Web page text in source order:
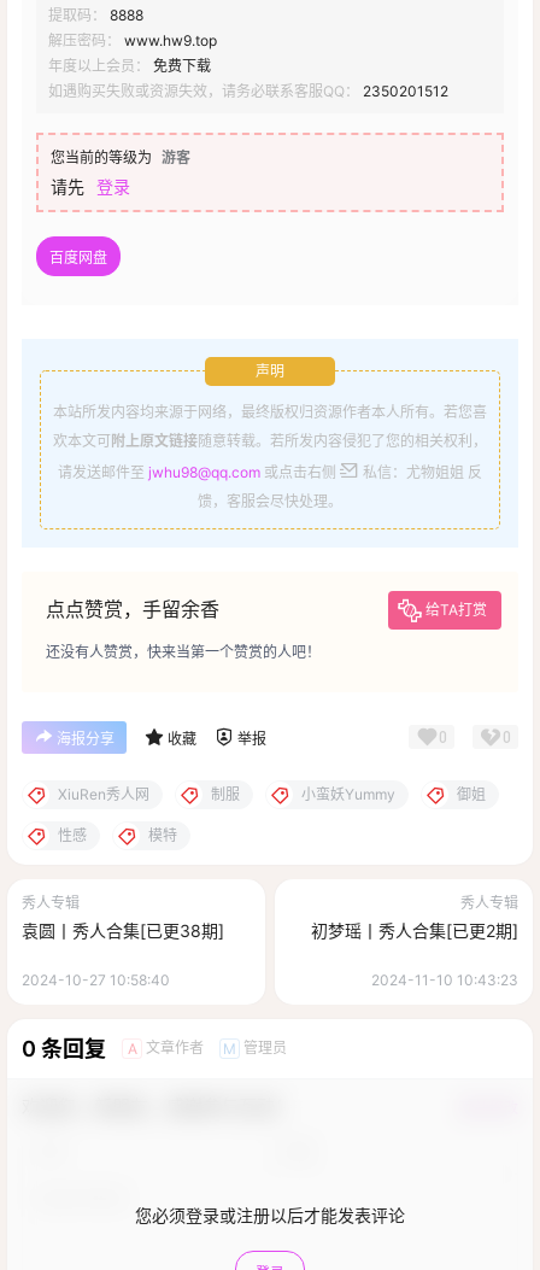
提取码：
8888
解压密码：
www.hw9.top
年度以上会员：
免费下载
如遇购买失败或资源失效，请务必联系客服QQ：
2350201512
您当前的等级为 游客
请先 登录
百度网盘
声明
本站所发内容均来源于网络，最终版权归资源作者本人所有。若您喜
欢本文可附上原文链接随意转载。若所发内容侵犯了您的相关权利，
请发送邮件至 jwhu98@qq.com 或点击右侧
私信：尤物姐姐 反
馈，客服会尽快处理。
点点赞赏，手留余香 给TA打赏
还没有人赞赏，快来当第一个赞赏的人吧！
海报分享 收藏 举报 0 0
XiuRen秀人网 制服 小蛮妖Yummy 御姐
性感 模特
秀人专辑
袁圆丨秀人合集[已更38期]
2024-10-27 10:58:40
秀人专辑
初梦瑶丨秀人合集[已更2期]
2024-11-10 10:43:23
0 条回复 A 文章作者 M 管理员
您必须登录或注册以后才能发表评论